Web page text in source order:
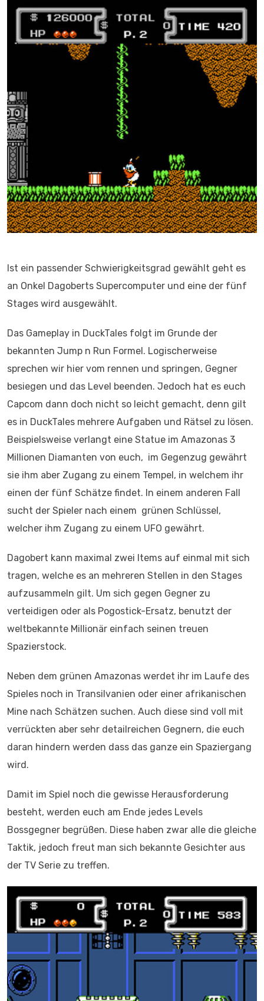
Ist ein passender Schwierigkeitsgrad gewählt geht es
an Onkel Dagoberts Supercomputer und eine der fünf
Stages wird ausgewählt.
Das Gameplay in DuckTales folgt im Grunde der
bekannten Jump n Run Formel. Logischerweise
sprechen wir hier vom rennen und springen, Gegner
besiegen und das Level beenden. Jedoch hat es euch
Capcom dann doch nicht so leicht gemacht, denn gilt
es in DuckTales mehrere Aufgaben und Rätsel zu lösen.
Beispielsweise verlangt eine Statue im Amazonas 3
Millionen Diamanten von euch, im Gegenzug gewährt
sie ihm aber Zugang zu einem Tempel, in welchem ihr
einen der fünf Schätze findet. In einem anderen Fall
sucht der Spieler nach einem grünen Schlüssel,
welcher ihm Zugang zu einem UFO gewährt.
Dagobert kann maximal zwei Items auf einmal mit sich
tragen, welche es an mehreren Stellen in den Stages
aufzusammeln gilt. Um sich gegen Gegner zu
verteidigen oder als Pogostick-Ersatz, benutzt der
weltbekannte Millionär einfach seinen treuen
Spazierstock.
Neben dem grünen Amazonas werdet ihr im Laufe des
Spieles noch in Transilvanien oder einer afrikanischen
Mine nach Schätzen suchen. Auch diese sind voll mit
verrückten aber sehr detailreichen Gegnern, die euch
daran hindern werden dass das ganze ein Spaziergang
wird.
Damit im Spiel noch die gewisse Herausforderung
besteht, werden euch am Ende jedes Levels
Bossgegner begrüßen. Diese haben zwar alle die gleiche
Taktik, jedoch freut man sich bekannte Gesichter aus
der TV Serie zu treffen.